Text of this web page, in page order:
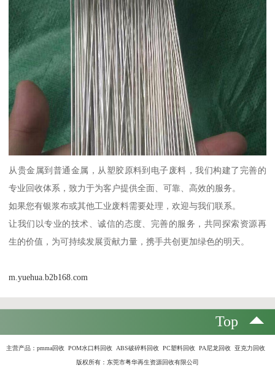
从贵金属到普通金属，从塑胶原料到电子废料，我们构建了完善的
专业回收体系，致力于为客户提供全面、可靠、高效的服务。
如果您有银浆布或其他工业废料需要处理，欢迎与我们联系。
让我们以专业的技术、诚信的态度、完善的服务，共同探索资源再
生的价值，为可持续发展贡献力量，携手共创更加绿色的明天。
m.yuehua.b2b168.com
Top
主营产品： pmma回收 POM水口料回收 ABS破碎料回收 PC塑料回收 PA尼龙回收 亚克力回收
版权所有：东莞市粤华再生资源回收有限公司